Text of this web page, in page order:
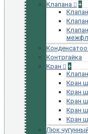
Клапана
+
Контргайка
Кран
+
Кран
Кран
Кран
Кран
Кран
Люк чугунный